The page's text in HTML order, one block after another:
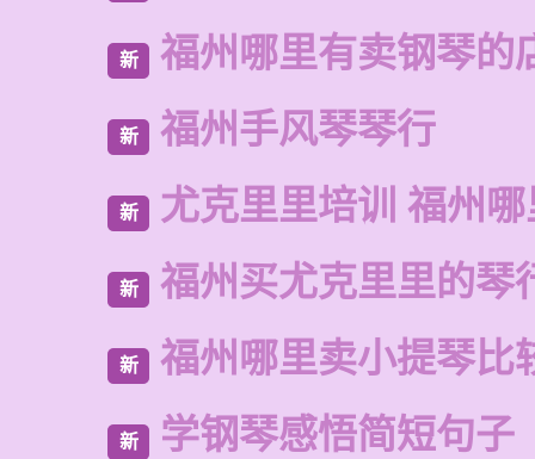
新 福州哪里有卖钢琴的
新 福州手风琴琴行
新 尤克里里培训 福州
新 福州买尤克里里的琴
新 福州哪里卖小提琴比
新 学钢琴感悟简短句子